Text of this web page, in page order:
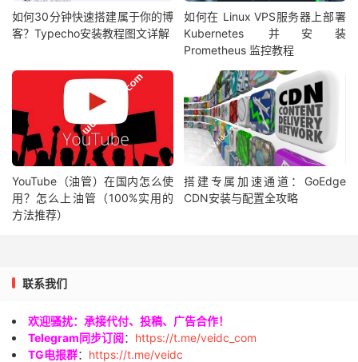
如何30分钟快速搭建属于你的博
客？Typecho安装教程图文详解
如何在 Linux VPS服务器上部署
Kubernetes 并安装
Prometheus 监控教程
YouTube（油管）在国内怎么使
用？怎么上油管（100%实用的
方法推荐）
搭建专属加速通道：GoEdge
CDN安装与配置全攻略
联系我们
欢迎骚扰：承接代付、投稿、广告合作！
Telegram同步订阅： https://t.me/veidc_com
TG电报群： https://t.me/veidc